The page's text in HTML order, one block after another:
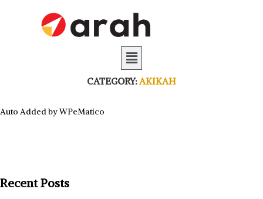
CATEGORY:AKIKAH
Auto Added by WPeMatico
Recent Posts